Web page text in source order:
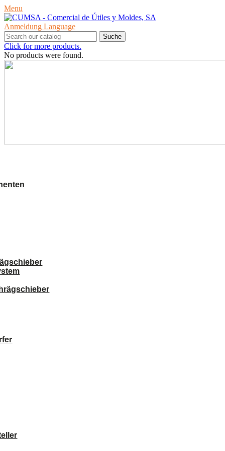
Menu
Anmeldung Language
Suche
Click for more products.
No products were found.